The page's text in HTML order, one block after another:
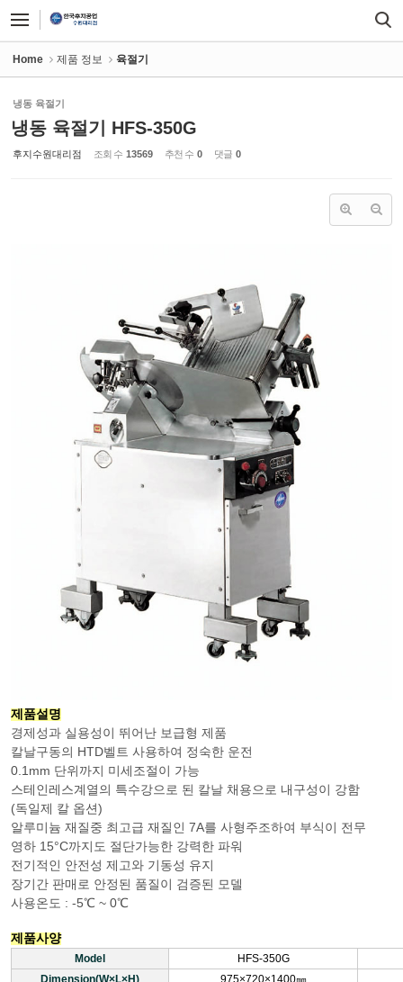
Home 제품 정보 육절기
냉동 육절기
냉동 육절기 HFS-350G
후지수원대리점 조회 수 13569 추천 수 0 댓글 0
제품설명
경제성과 실용성이 뛰어난 보급형 제품
칼날구동의 HTD벨트 사용하여 정숙한 운전
0.1mm 단위까지 미세조절이 가능
스테인레스계열의 특수강으로 된 칼날 채용으로 내구성이 강함
(독일제 칼 옵션)
알루미늄 재질중 최고급 재질인 7A를 사형주조하여 부식이 전무
영하 15°C까지도 절단가능한 강력한 파워
전기적인 안전성 제고와 기동성 유지
장기간 판매로 안정된 품질이 검증된 모델
사용온도 : -5℃ ~ 0℃
제품사양
Model
HFS-350G